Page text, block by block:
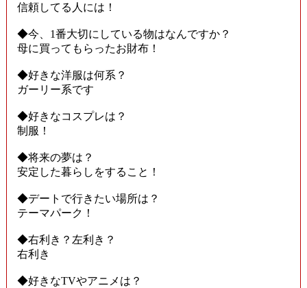
信頼してる人には！
◆今、1番大切にしている物はなんですか？
母に買ってもらったお財布！
◆好きな洋服は何系？
ガーリー系です
◆好きなコスプレは？
制服！
◆将来の夢は？
安定した暮らしをすること！
◆デートで行きたい場所は？
テーマパーク！
◆右利き？左利き？
右利き
◆好きなTVやアニメは？